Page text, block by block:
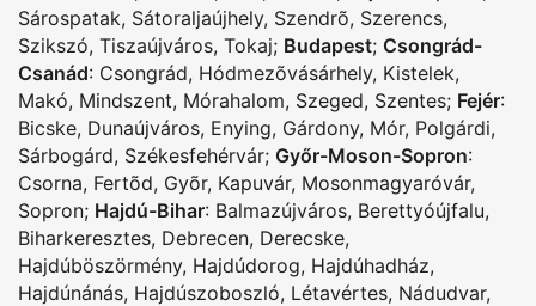
Sárospatak, Sátoraljaújhely, Szendrõ, Szerencs,
Szikszó, Tiszaújváros, Tokaj; Budapest; Csongrád-
Csanád: Csongrád, Hódmezõvásárhely, Kistelek,
Makó, Mindszent, Mórahalom, Szeged, Szentes; Fejér:
Bicske, Dunaújváros, Enying, Gárdony, Mór, Polgárdi,
Sárbogárd, Székesfehérvár; Győr-Moson-Sopron:
Csorna, Fertõd, Gyõr, Kapuvár, Mosonmagyaróvár,
Sopron; Hajdú-Bihar: Balmazújváros, Berettyóújfalu,
Biharkeresztes, Debrecen, Derecske,
Hajdúböszörmény, Hajdúdorog, Hajdúhadház,
Hajdúnánás, Hajdúszoboszló, Létavértes, Nádudvar,